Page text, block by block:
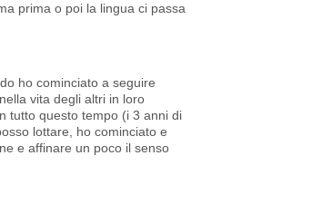
prima o poi la lingua ci passa
ho cominciato a seguire
vita degli altri in loro
tutto questo tempo (i 3 anni di
lottare, ho cominciato e
e affinare un poco il senso